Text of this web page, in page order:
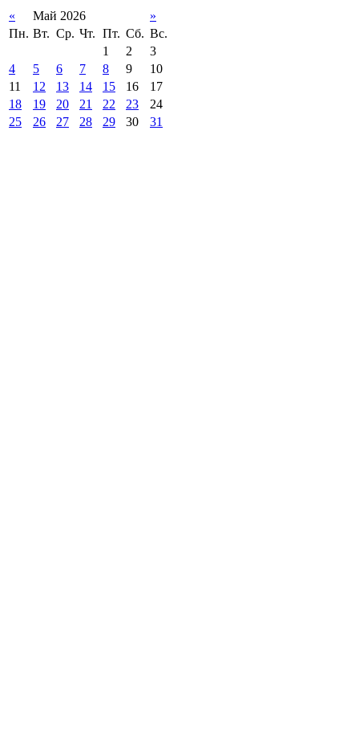
« Май 2026
»
Пн. Вт. Ср. Чт. Пт. Сб. Вс.
1
2
3
4
5 6 7 8 9
10
11
12 13 14 15 16
17
18
19 20 21 22 23
24
25
26 27 28 29 30 31